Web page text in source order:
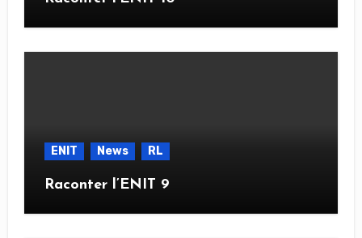
ENIT News RL
Raconter l’ENIT 9